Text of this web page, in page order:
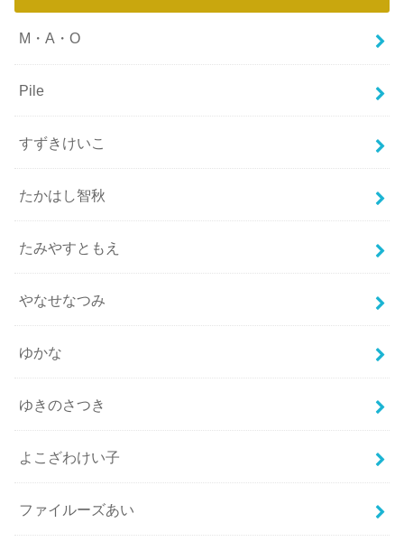
M・A・O
Pile
すずきけいこ
たかはし智秋
たみやすともえ
やなせなつみ
ゆかな
ゆきのさつき
よこざわけい子
ファイルーズあい